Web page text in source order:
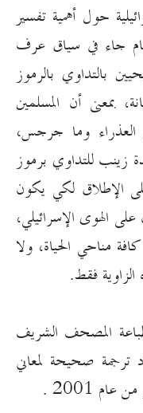
حول أهمية تفسير
جاء في سياق عرف
بالتداوي بالرموز
بمعنى أن المسلمين
وما جرجس،
زينب للتداوي برموز
الإطلاق لكي يكون
الهوى الإسرائيلي،
مناحي الحياة، ولا
فقط.
المصحف الشريف
ترجمة صحيحة لمعاني
2001 .